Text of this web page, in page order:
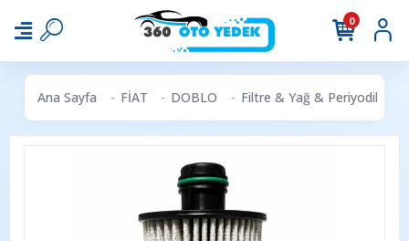
0
Ana Sayfa FİAT DOBLO Filtre & Yağ & Periyodik